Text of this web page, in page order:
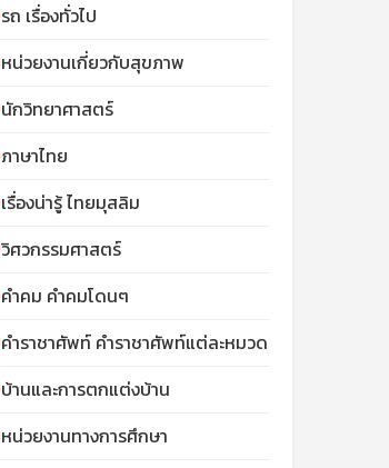
รถ เรื่องทั่วไป
หน่วยงานเกี่ยวกับสุขภาพ
นักวิทยาศาสตร์
ภาษาไทย
เรื่องน่ารู้ ไทยมุสลิม
วิศวกรรมศาสตร์
คำคม คำคมโดนๆ
คำราชาศัพท์ คำราชาศัพท์แต่ละหมวด
บ้านและการตกแต่งบ้าน
หน่วยงานทางการศึกษา